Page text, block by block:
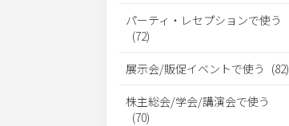
パーティ・レセプションで使う
(72)
展示会/販促イベントで使う (82)
株主総会/学会/講演会で使う
(70)